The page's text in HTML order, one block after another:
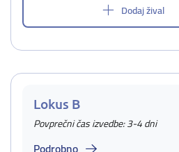
Dodaj žival
Lokus B
Povprečni čas izvedbe: 3-4 dni